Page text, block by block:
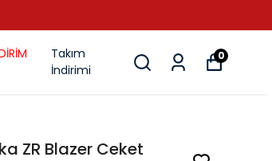
Takım
İndirimi
0
ZR Blazer Ceket